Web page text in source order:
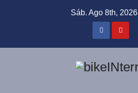
Sáb. Ago 8th, 2026